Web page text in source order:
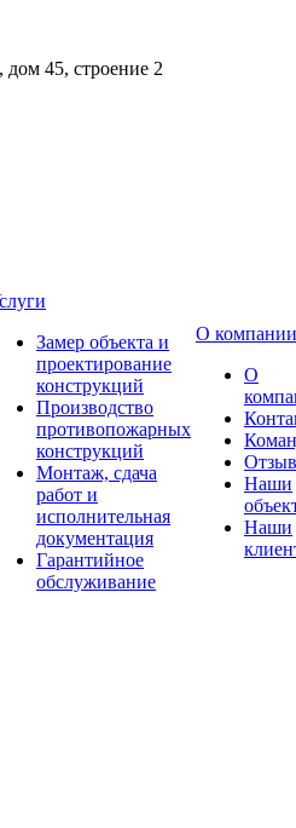
дом 45, строение 2
Замер объекта и
проектирование
конструкций
Производство
противопожарных
конструкций
Монтаж, сдача
работ и
исполнительная
документация
Гарантийное
обслуживание
О компании
О
Наши
Наши